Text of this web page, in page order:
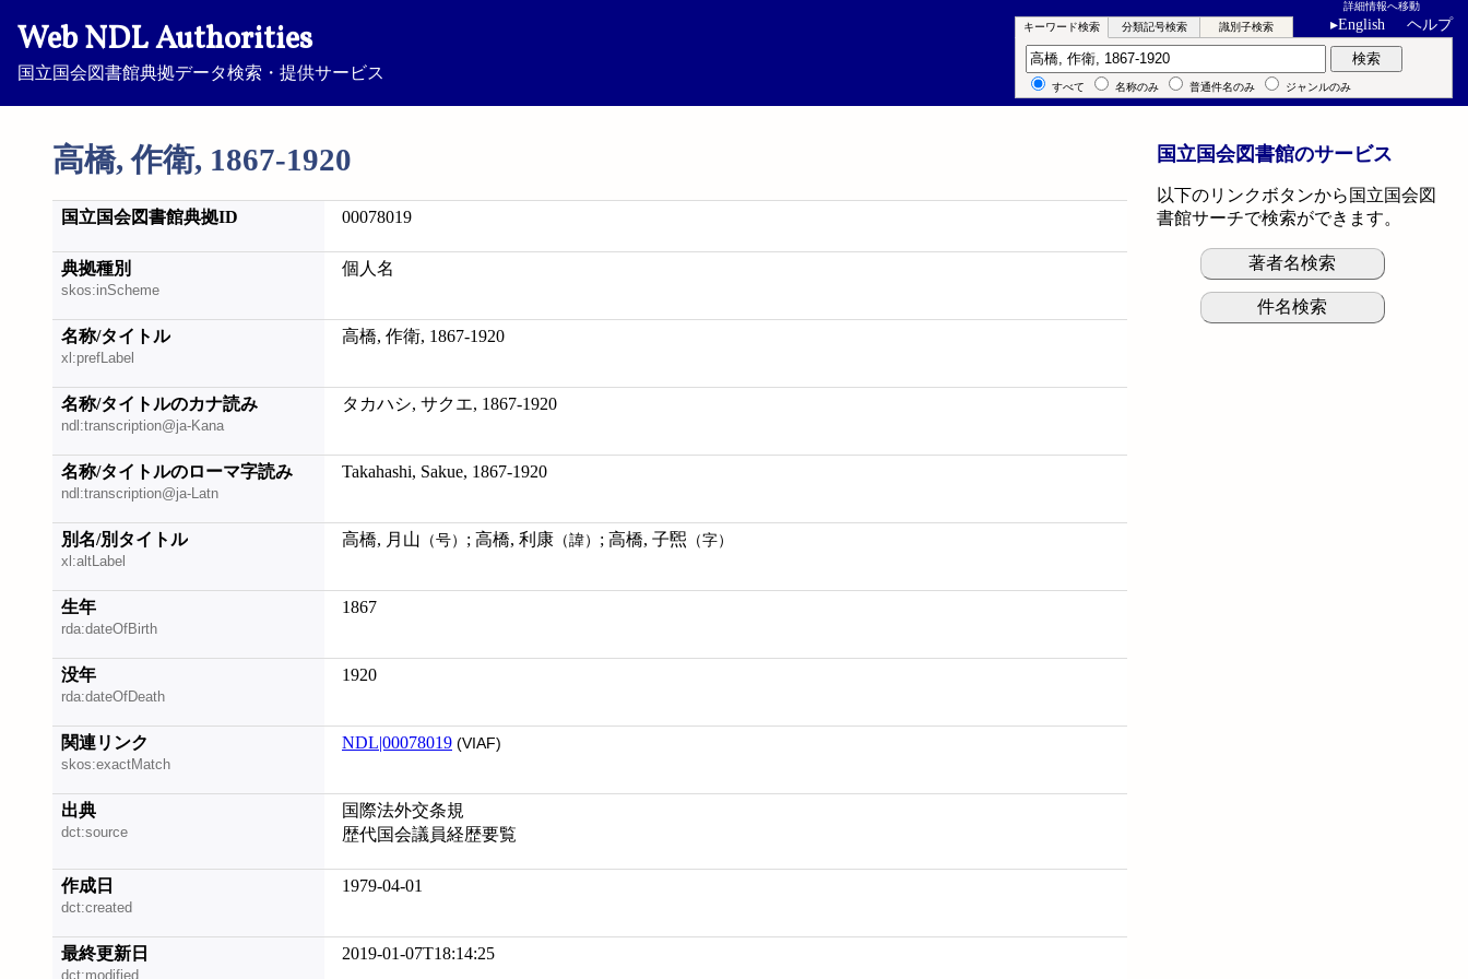
Web NDL Authorities
国立国会図書館典拠データ検索・提供サービス
詳細情報へ移動
▸English ヘルプ
高橋, 作衛, 1867-1920
キーワード検索 分類記号検索 識別子検索
キーワード検索 検索
すべて 名称のみ 普通件名のみ ジャンルのみ
国立国会図書館典拠ID 00078019
典拠種別
skos:inScheme
個人名
名称/タイトル
xl:prefLabel
高橋, 作衛, 1867-1920
名称/タイトルのカナ読み
ndl:transcription@ja-Kana
タカハシ, サクエ, 1867-1920
名称/タイトルのローマ字読み
ndl:transcription@ja-Latn
Takahashi, Sakue, 1867-1920
別名/別タイトル
xl:altLabel
高橋, 月山 （号） ; 高橋, 利康 （諱） ; 高橋, 子煕 （字）
生年
rda:dateOfBirth
1867
没年
rda:dateOfDeath
1920
関連リンク
skos:exactMatch
NDL|00078019 (VIAF)
出典
dct:source
国際法外交条規
歴代国会議員経歴要覧
作成日
dct:created
1979-04-01
最終更新日
dct:modified
2019-01-07T18:14:25
国立国会図書館のサービス
以下のリンクボタンから国立国会図
書館サーチで検索ができます。
著者名検索
件名検索